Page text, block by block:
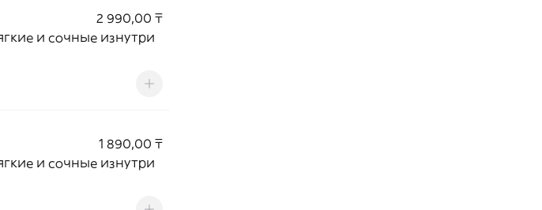
2 990,00 ₸
и сочные изнутри
1 890,00 ₸
и сочные изнутри